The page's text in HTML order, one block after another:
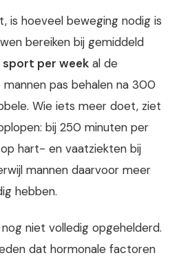
is hoeveel beweging nodig is
bereiken bij gemiddeld
per week al de
pas behalen na 300
Wie iets meer doet, ziet
bij 250 minuten per
hart- en vaatziekten bij
mannen daarvoor meer
hebben.
niet volledig opgehelderd.
dat hormonale factoren